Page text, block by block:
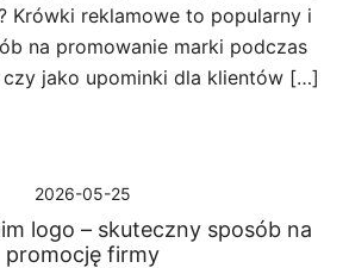
Krówki reklamowe to popularny i
na promowanie marki podczas
jako upominki dla klientów […]
2026-05-25
logo – skuteczny sposób na
promocję firmy